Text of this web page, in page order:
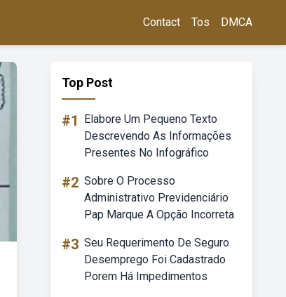
Contact Tos DMCA
Top Post
#1
Elabore Um Pequeno Texto
Descrevendo As Informações
Presentes No Infográfico
#2 Sobre O Processo
Administrativo Previdenciário
Pap Marque A Opção Incorreta
#3 Seu Requerimento De Seguro
Desemprego Foi Cadastrado
Porem Há Impedimentos